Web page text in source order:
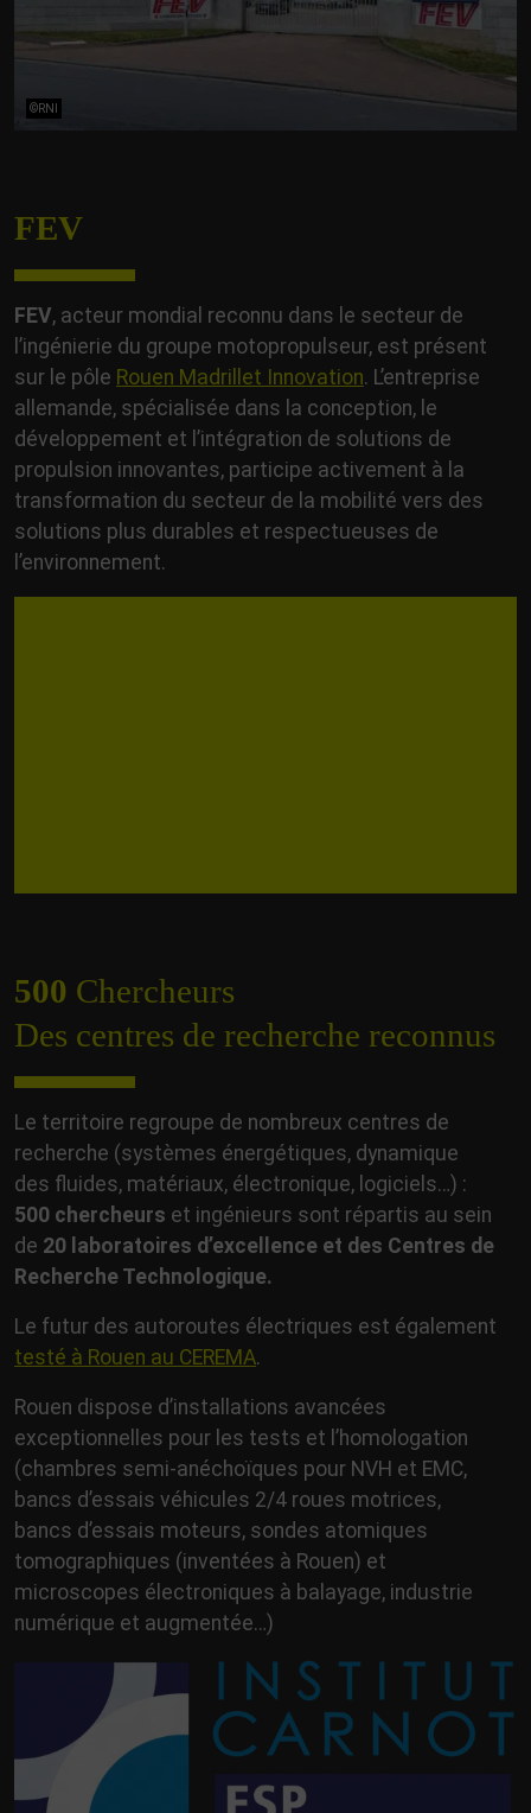
©RNI
FEV
FEV, acteur mondial reconnu dans le secteur de
l’ingénierie du groupe motopropulseur, est présent
sur le pôle Rouen Madrillet Innovation. L’entreprise
allemande, spécialisée dans la conception, le
développement et l’intégration de solutions de
propulsion innovantes, participe activement à la
transformation du secteur de la mobilité vers des
solutions plus durables et respectueuses de
l’environnement.
500 Chercheurs
Des centres de recherche reconnus
Le territoire regroupe de nombreux centres de
recherche (systèmes énergétiques, dynamique
des fluides, matériaux, électronique, logiciels…) :
500 chercheurs et ingénieurs sont répartis au sein
de 20 laboratoires d’excellence et des Centres de
Recherche Technologique.
Le futur des autoroutes électriques est également
testé à Rouen au CEREMA.
Rouen dispose d’installations avancées
exceptionnelles pour les tests et l’homologation
(chambres semi-anéchoïques pour NVH et EMC,
bancs d’essais véhicules 2/4 roues motrices,
bancs d’essais moteurs, sondes atomiques
tomographiques (inventées à Rouen) et
microscopes électroniques à balayage, industrie
numérique et augmentée…)